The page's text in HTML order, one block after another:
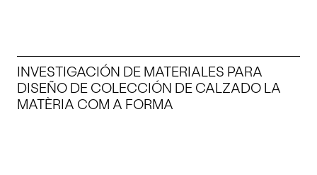
INVESTIGACIÓN DE MATERIALES PARA
DISEÑO DE COLECCIÓN DE CALZADO LA
MATÈRIA COM A FORMA